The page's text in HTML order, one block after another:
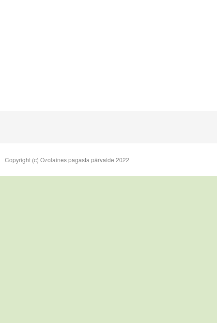
Copyright (c) Ozolaines pagasta pārvalde 2022